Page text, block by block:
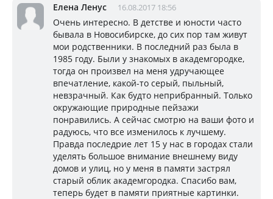
Елена Ленус 16.08.2017 18:56
Очень интересно. В детстве и юности часто
бывала в Новосибирске, до сих пор там живут
мои родственники. В последний раз была в
1985 году. Были у знакомых в академгородке,
тогда он произвел на меня удручающее
впечатление, какой-то серый, пыльный,
невзрачный. Как будто неприбранный. Только
окружающие природные пейзажи
понравились. А сейчас смотрю на ваши фото и
радуюсь, что все изменилось к лучшему.
Правда последрие лет 15 у нас в городах стали
уделять большое внимание внешнему виду
домов и улиц, но у меня в памяти застрял
старый облик академгородка. Спасибо вам,
теперь будет в памяти приятные картинки.